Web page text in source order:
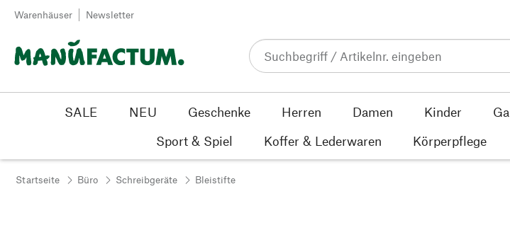
Zum Inhalt springen
Warenhäuser Newsletter
SALE NEU Geschenke Herren Damen Kinder
Sport & Spiel
Koffer & Lederwaren Körperpflege
Startseite Büro Schreibgeräte Bleistifte